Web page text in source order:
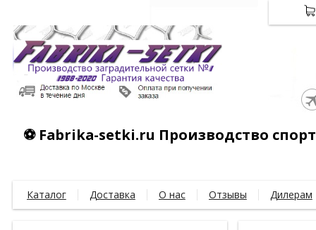
⚽ Fabrika-setki.ru Производство
Каталог Доставка О нас Отзывы Дилерам